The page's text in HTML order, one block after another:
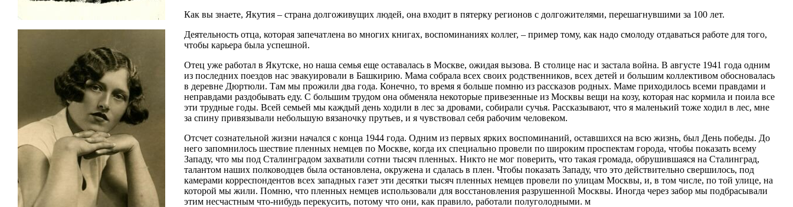
Как вы знаете, Якутия – страна долгоживущих людей, она входит в пятерку регионов с долгожителями, перешагнувшими за 100 лет.
Деятельность отца, которая запечатлена во многих книгах, воспоминаниях коллег, – пример тому, как надо смолоду отдаваться работе для того,
чтобы карьера была успешной.
Отец уже работал в Якутске, но наша семья еще оставалась в Москве, ожидая вызова. В столице нас и застала война. В августе 1941 года одним
из последних поездов нас эвакуировали в Башкирию. Мама собрала всех своих родственников, всех детей и большим коллективом обосновалась
в деревне Дюртюли. Там мы прожили два года. Конечно, то время я больше помню из рассказов родных. Маме приходилось всеми правдами и
неправдами раздобывать еду. С большим трудом она обменяла некоторые привезенные из Москвы вещи на козу, которая нас кормила и поила все
эти трудные годы. Всей семьей мы каждый день ходили в лес за дровами, собирали сучья. Рассказывают, что я маленький тоже ходил в лес, мне
за спину привязывали небольшую вязаночку прутьев, и я чувствовал себя рабочим человеком.
Отсчет сознательной жизни начался с конца 1944 года. Одним из первых ярких воспоминаний, оставшихся на всю жизнь, был День победы. До
него запомнилось шествие пленных немцев по Москве, когда их специально провели по широким проспектам города, чтобы показать всему
Западу, что мы под Сталинградом захватили сотни тысяч пленных. Никто не мог поверить, что такая громада, обрушившаяся на Сталинград,
талантом наших полководцев была остановлена, окружена и сдалась в плен. Чтобы показать Западу, что это действительно свершилось, под
камерами корреспондентов всех западных газет эти десятки тысяч пленных немцев провели по улицам Москвы, и, в том числе, по той улице, на
которой мы жили. Помню, что пленных немцев использовали для восстановления разрушенной Москвы. Иногда через забор мы подбрасывали
этим несчастным что-нибудь перекусить, потому что они, как правило, работали полуголодными. м